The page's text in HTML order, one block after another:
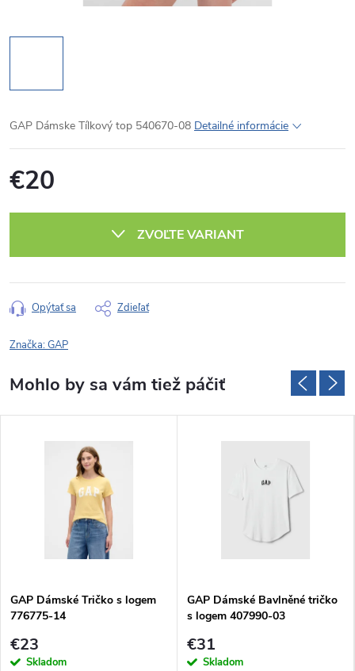
GAP Dámske Tílkový top 540670-08 Detailné informácie
€20
ZVOĽTE VARIANT
Opýtať sa Zdieľať
Značka:GAP
GAP Dámské Tričko s logem
776775-14
€23
Skladom
GAP Dámské Bavlněné tričko
s logem 407990-03
€31
Skladom